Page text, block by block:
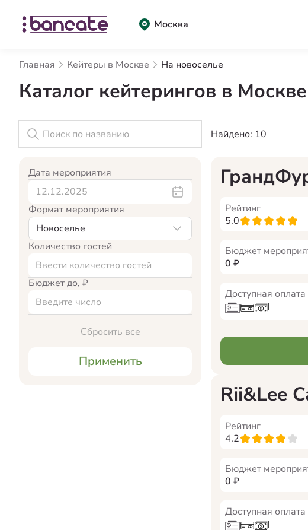
Москва
Главная Кейтеры в Москве На новоселье
Каталог кейтерингов в
Найдено: 10
Дата мероприятия
Формат мероприятия
Новоселье
Количество гостей
Бюджет до, ₽
Сбросить все
Применить
Рейтинг
5.0
Бюджет
0 ₽
Доступная оплата
Rii&Lee
Рейтинг
4.2
Бюджет
0 ₽
Доступная оплата